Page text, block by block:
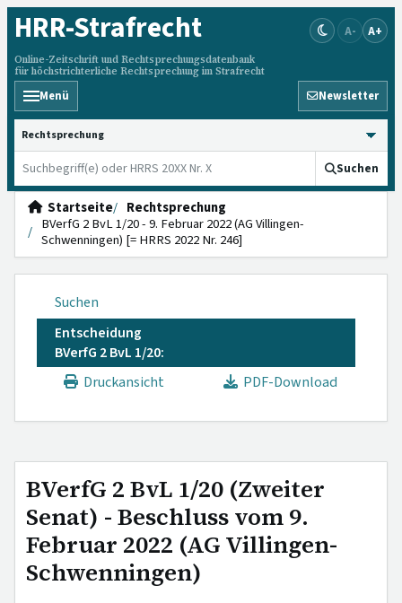
HRR-Strafrecht
Online-Zeitschrift und Rechtsprechungsdatenbank
für höchstrichterliche Rechtsprechung im Strafrecht
A- A+
Menü Newsletter
HRRS durchsuchen
Suchen
Startseite
Rechtsprechung
BVerfG 2 BvL 1/20 - 9. Februar 2022 (AG Villingen-
Schwenningen) [= HRRS 2022 Nr. 246]
Suchen
Entscheidung
BVerfG 2 BvL 1/20:
Druckansicht
PDF-Download
BVerfG 2 BvL 1/20 (Zweiter
Senat) - Beschluss vom 9.
Februar 2022 (AG Villingen-
Schwenningen)